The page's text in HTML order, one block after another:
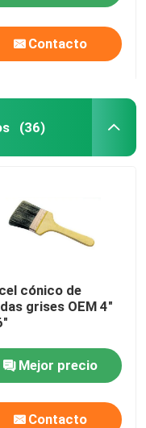
Contacto
(36)
cónico de
grises OEM 4"
Mejor precio
Contacto